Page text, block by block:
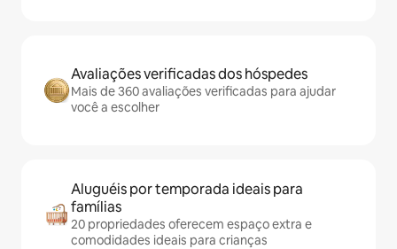
Avaliações verificadas dos hóspedes
Mais de 360 avaliações verificadas para ajudar
você a escolher
Aluguéis por temporada ideais para
famílias
20 propriedades oferecem espaço extra e
comodidades ideais para crianças